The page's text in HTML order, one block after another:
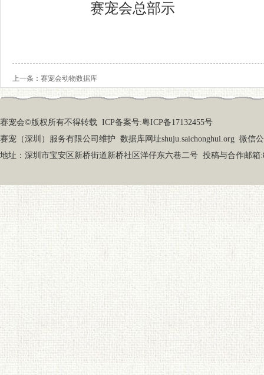
赛宠会总部示
上一条： 赛宠会动物数据库
赛宠会©版权所有不得转载 ICP备案号:粤ICP备17132455号
赛宠（深圳）服务有限公司维护 数据库网址shuju.saichonghui.org 微信公
地址：深圳市宝安区新桥街道新桥社区洋仔东六巷二号 投稿与合作邮箱